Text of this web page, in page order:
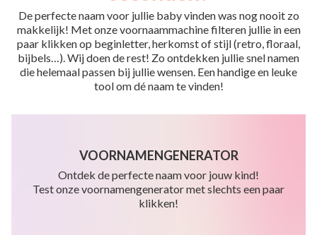
De perfecte naam voor jullie baby vinden was nog nooit zo
makkelijk! Met onze voornaammachine filteren jullie in een
paar klikken op beginletter, herkomst of stijl (retro, floraal,
bijbels…). Wij doen de rest! Zo ontdekken jullie snel namen
die helemaal passen bij jullie wensen. Een handige en leuke
tool om dé naam te vinden!
VOORNAMENGENERATOR
Ontdek de perfecte naam voor jouw kind!
Test onze voornamengenerator met slechts een paar
klikken!